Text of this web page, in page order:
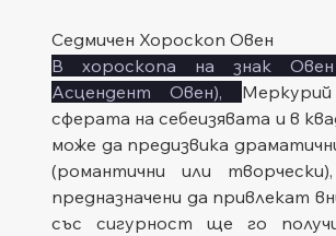
Седмичен Хороскоп Овен
В хороскопа на знак
Асцендент Овен),
сферата на себеизявата и в
може да предизвика
(романтични или
предназначени да привлекат
със сигурност ще го